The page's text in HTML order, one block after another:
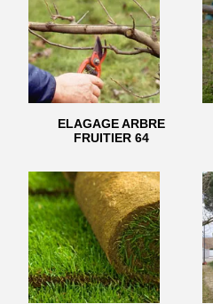
ELAGAGE ARBRE
FRUITIER 64